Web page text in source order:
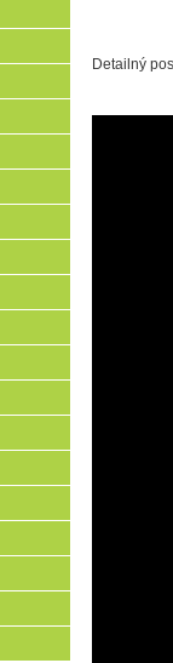
Detailný